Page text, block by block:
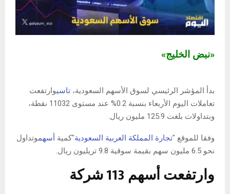
«نبض الخليج»
بدأ المؤشر الرئيسي لسوق الأسهم السعودية، تاسيوارتفعت
تعاملات اليوم الأربعاء بنسبة 0.2% عند مستوى 11032 نقطة،
وبتداولات بلغت 125.9 مليون ريال.
وفقا للموقع "تجارة المملكة العربية السعودية"كمية أسهموتداول
نحو 6.5 مليون سهم بقيمة سوقية 9.8 تريليون ريال.
وارتفعت أسهم 113 شركة